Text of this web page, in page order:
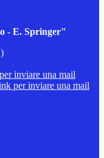
- E. Springer"
inviare una mail
per inviare una mail